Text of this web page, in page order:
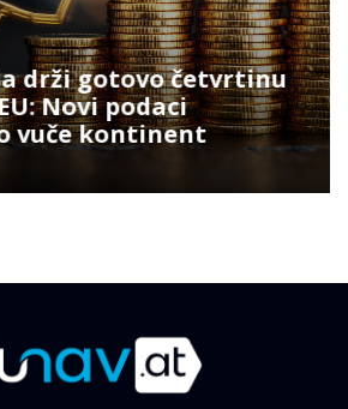
drži gotovo četvrtinu
Novi podaci
kontinent